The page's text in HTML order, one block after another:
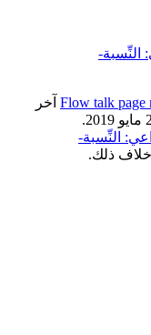
النِّسبة-
Flow talk page آخر
النِّسبة-
ذلك.